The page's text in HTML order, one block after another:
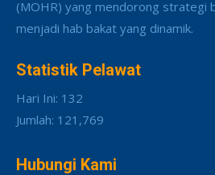
(MOHR) yang mendorong strategi
menjadi hab bakat yang dinamik.
Statistik Pelawat
Hari Ini: 132
Jumlah: 121,769
Hubungi Kami